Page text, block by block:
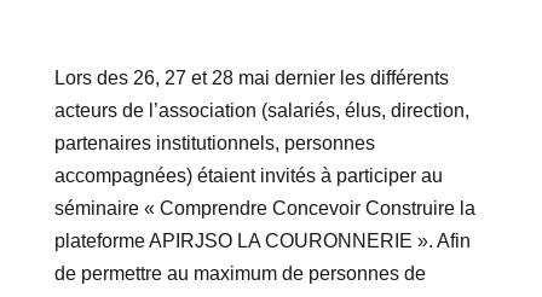
Lors des 26, 27 et 28 mai dernier les différents
acteurs de l’association (salariés, élus, direction,
partenaires institutionnels, personnes
accompagnées) étaient invités à participer au
séminaire « Comprendre Concevoir Construire la
plateforme APIRJSO LA COURONNERIE ». Afin
de permettre au maximum de personnes de